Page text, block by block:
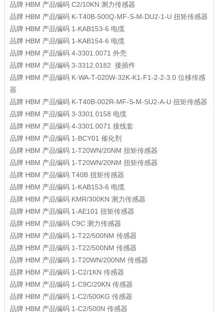
品牌 HBM 产品编码 C2/10KN 测力传感器
品牌 HBM 产品编码 K-T40B-500Q-MF-S-M-DU2-1-U 扭矩传感器
品牌 HBM 产品编码 1-KAB153-6 电缆
品牌 HBM 产品编码 1-KAB154-6 电缆
品牌 HBM 产品编码 4-3301.0071 外壳
品牌 HBM 产品编码 3-3312.0182 接插件
品牌 HBM 产品编码 K-WA-T-020W-32K-K1-F1-2-2-3.0 位移传感
器
品牌 HBM 产品编码 K-T40B-002R-MF-S-M-SU2-A-U 扭矩传感器
品牌 HBM 产品编码 3-3301.0158 电缆
品牌 HBM 产品编码 4-3301.0071 接线套
品牌 HBM 产品编码 1-BCY01 催化剂
品牌 HBM 产品编码 1-T20WN/20NM 扭矩传感器
品牌 HBM 产品编码 1-T20WN/20NM 扭矩传感器
品牌 HBM 产品编码 T40B 扭矩传感器
品牌 HBM 产品编码 1-KAB153-6 电缆
品牌 HBM 产品编码 KMR/300KN 测力传感器
品牌 HBM 产品编码 1-AE101 扭矩传感器
品牌 HBM 产品编码 C9C 测力传感器
品牌 HBM 产品编码 1-T22/500NM 传感器
品牌 HBM 产品编码 1-T22/500NM 传感器
品牌 HBM 产品编码 1-T20WN/200NM 传感器
品牌 HBM 产品编码 1-C2/1KN 传感器
品牌 HBM 产品编码 1-C9C/20KN 传感器
品牌 HBM 产品编码 1-C2/500KG 传感器
品牌 HBM 产品编码 1-C2/500N 传感器